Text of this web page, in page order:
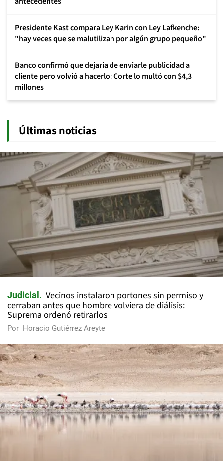
Presidente Kast compara Ley Karin con Ley Lafkenche:
"hay veces que se malutilizan por algún grupo pequeño"
Banco confirmó que dejaría de enviarle publicidad a
cliente pero volvió a hacerlo: Corte lo multó con $4,3
millones
Últimas noticias
Judicial
Vecinos instalaron portones sin permiso y
cerraban antes que hombre volviera de diálisis:
Suprema ordenó retirarlos
Por Horacio Gutiérrez Areyte